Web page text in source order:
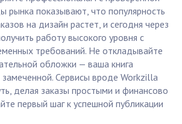
рынка показывают, что популярность
на дизайн растет, и сегодня через
работу высокого уровня с
требований. Не откладывайте
обложки — ваша книга
Сервисы вроде Workzilla
делая заказы простыми и финансово
первый шаг к успешной публикации